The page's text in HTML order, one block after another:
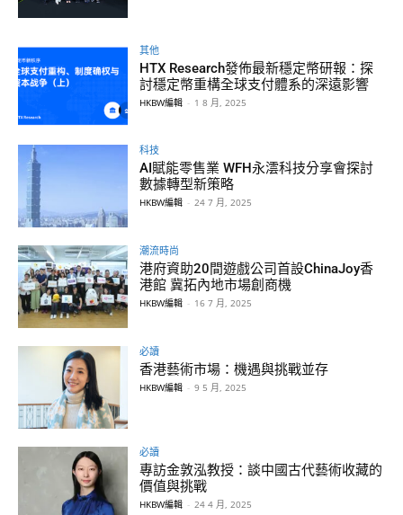
其他
HTX Research發佈最新穩定幣研報：探
討穩定幣重構全球支付體系的深遠影響
HKBW編輯 - 1 8 月, 2025
科技
AI賦能零售業 WFH永澐科技分享會探討
數據轉型新策略
HKBW編輯 - 24 7 月, 2025
潮流時尚
港府資助20間遊戲公司首設ChinaJoy香
港館 冀拓內地市場創商機
HKBW編輯 - 16 7 月, 2025
必讀
香港藝術市場：機遇與挑戰並存
HKBW編輯 - 9 5 月, 2025
必讀
專訪金敦泓教授：談中國古代藝術收藏的
價值與挑戰
HKBW編輯 - 24 4 月, 2025